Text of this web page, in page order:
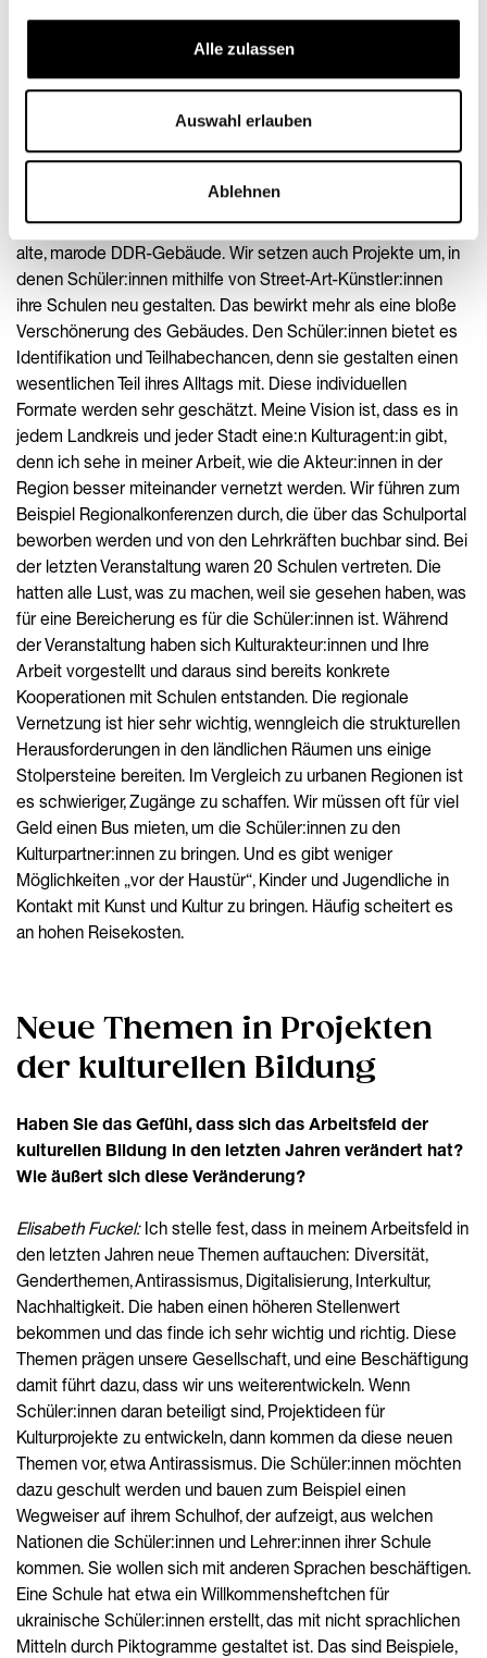
Alle zulassen
Auswahl erlauben
Ablehnen
retten. Mehr Mittel für unsere qualitativen Kulturprojekte sind
wichtig, besonders Schulen im ländlichen Raum müssen
die Projekte bei ihren Schüler:innen bewirken, was das für
eine Bereicherung in ihrem Schulalltag ist. Wir achten bei der
Konzeption der Angebote zudem darauf, diese passgenau
der Schulen ein. Ein simples Beispiel ist die Gestaltung von
Schulfassaden und -höfen. Viele Schulen in der Region sind
alte, marode DDR-Gebäude. Wir setzen auch Projekte um, in
denen Schüler:innen mithilfe von Street-Art-Künstler:innen
ihre Schulen neu gestalten. Das bewirkt mehr als eine bloße
Verschönerung des Gebäudes. Den Schüler:innen bietet es
Identifikation und Teilhabechancen, denn sie gestalten einen
wesentlichen Teil ihres Alltags mit. Diese individuellen
Formate werden sehr geschätzt. Meine Vision ist, dass es in
jedem Landkreis und jeder Stadt eine:n Kulturagent:in gibt,
denn ich sehe in meiner Arbeit, wie die Akteur:innen in der
Region besser miteinander vernetzt werden. Wir führen zum
Beispiel Regionalkonferenzen durch, die über das Schulportal
beworben werden und von den Lehrkräften buchbar sind. Bei
der letzten Veranstaltung waren 20 Schulen vertreten. Die
hatten alle Lust, was zu machen, weil sie gesehen haben, was
für eine Bereicherung es für die Schüler:innen ist. Während
der Veranstaltung haben sich Kulturakteur:innen und Ihre
Arbeit vorgestellt und daraus sind bereits konkrete
Kooperationen mit Schulen entstanden. Die regionale
Vernetzung ist hier sehr wichtig, wenngleich die strukturellen
Herausforderungen in den ländlichen Räumen uns einige
Stolpersteine bereiten. Im Vergleich zu urbanen Regionen ist
es schwieriger, Zugänge zu schaffen. Wir müssen oft für viel
Geld einen Bus mieten, um die Schüler:innen zu den
Kulturpartner:innen zu bringen. Und es gibt weniger
Möglichkeiten „vor der Haustür“, Kinder und Jugendliche in
Kontakt mit Kunst und Kultur zu bringen. Häufig scheitert es
an hohen Reisekosten.
Neue Themen in Projekten
der kulturellen Bildung
Haben Sie das Gefühl, dass sich das Arbeitsfeld der
kulturellen Bildung in den letzten Jahren verändert hat?
Wie äußert sich diese Veränderung?
Elisabeth Fuckel: Ich stelle fest, dass in meinem Arbeitsfeld in
den letzten Jahren neue Themen auftauchen: Diversität,
Genderthemen, Antirassismus, Digitalisierung, Interkultur,
Nachhaltigkeit. Die haben einen höheren Stellenwert
bekommen und das finde ich sehr wichtig und richtig. Diese
Themen prägen unsere Gesellschaft, und eine Beschäftigung
damit führt dazu, dass wir uns weiterentwickeln. Wenn
Schüler:innen daran beteiligt sind, Projektideen für
Kulturprojekte zu entwickeln, dann kommen da diese neuen
Themen vor, etwa Antirassismus. Die Schüler:innen möchten
dazu geschult werden und bauen zum Beispiel einen
Wegweiser auf ihrem Schulhof, der aufzeigt, aus welchen
Nationen die Schüler:innen und Lehrer:innen ihrer Schule
kommen. Sie wollen sich mit anderen Sprachen beschäftigen.
Eine Schule hat etwa ein Willkommensheftchen für
ukrainische Schüler:innen erstellt, das mit nicht sprachlichen
Mitteln durch Piktogramme gestaltet ist. Das sind Beispiele,